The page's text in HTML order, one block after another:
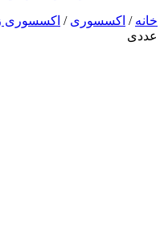
خانه / اکسسوری / اکسسوری
عددی